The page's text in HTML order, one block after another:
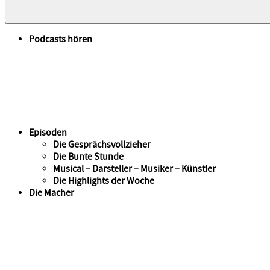
Podcasts hören
Episoden
Die Gesprächsvollzieher
Die Bunte Stunde
Musical – Darsteller – Musiker – Künstler
Die Highlights der Woche
Die Macher